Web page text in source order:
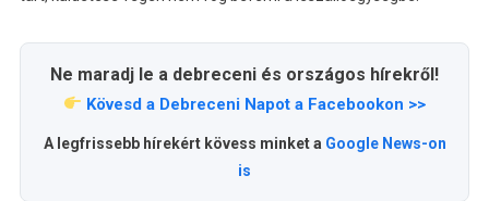
Ne maradj le a debreceni és országos hírekről!
Kövesd a Debreceni Napot a Facebookon >>
A legfrissebb hírekért kövess minket a Google News-on
is